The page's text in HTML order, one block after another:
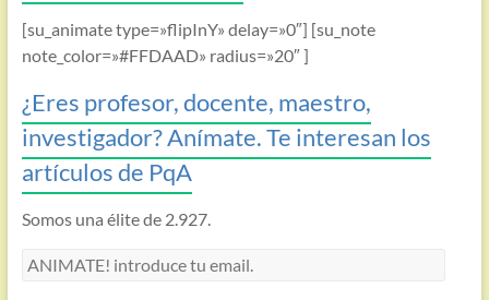
[su_animate type=»flipInY» delay=»0″] [su_note
note_color=»#FFDAAD» radius=»20″ ]
¿Eres profesor, docente, maestro,
investigador? Anímate. Te interesan los
artículos de PqA
Somos una élite de 2.927.
ANIMATE!